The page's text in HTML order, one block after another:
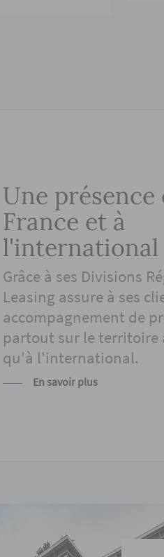
Une présence
France et à
l'international
Grâce à ses Divisions
Leasing assure à ses
accompagnement de
partout sur le territoire
qu'à l'international.
En savoir plus